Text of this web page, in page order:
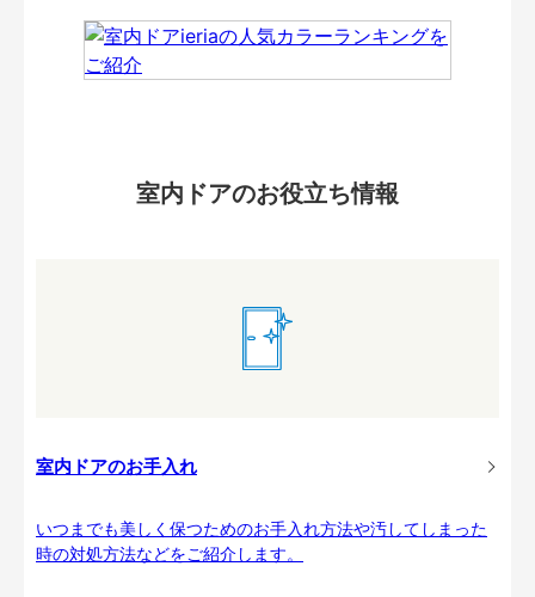
室内ドアのお役立ち情報
室内ドアのお手入れ
いつまでも美しく保つためのお手入れ方法や汚してしまった
時の対処方法などをご紹介します。